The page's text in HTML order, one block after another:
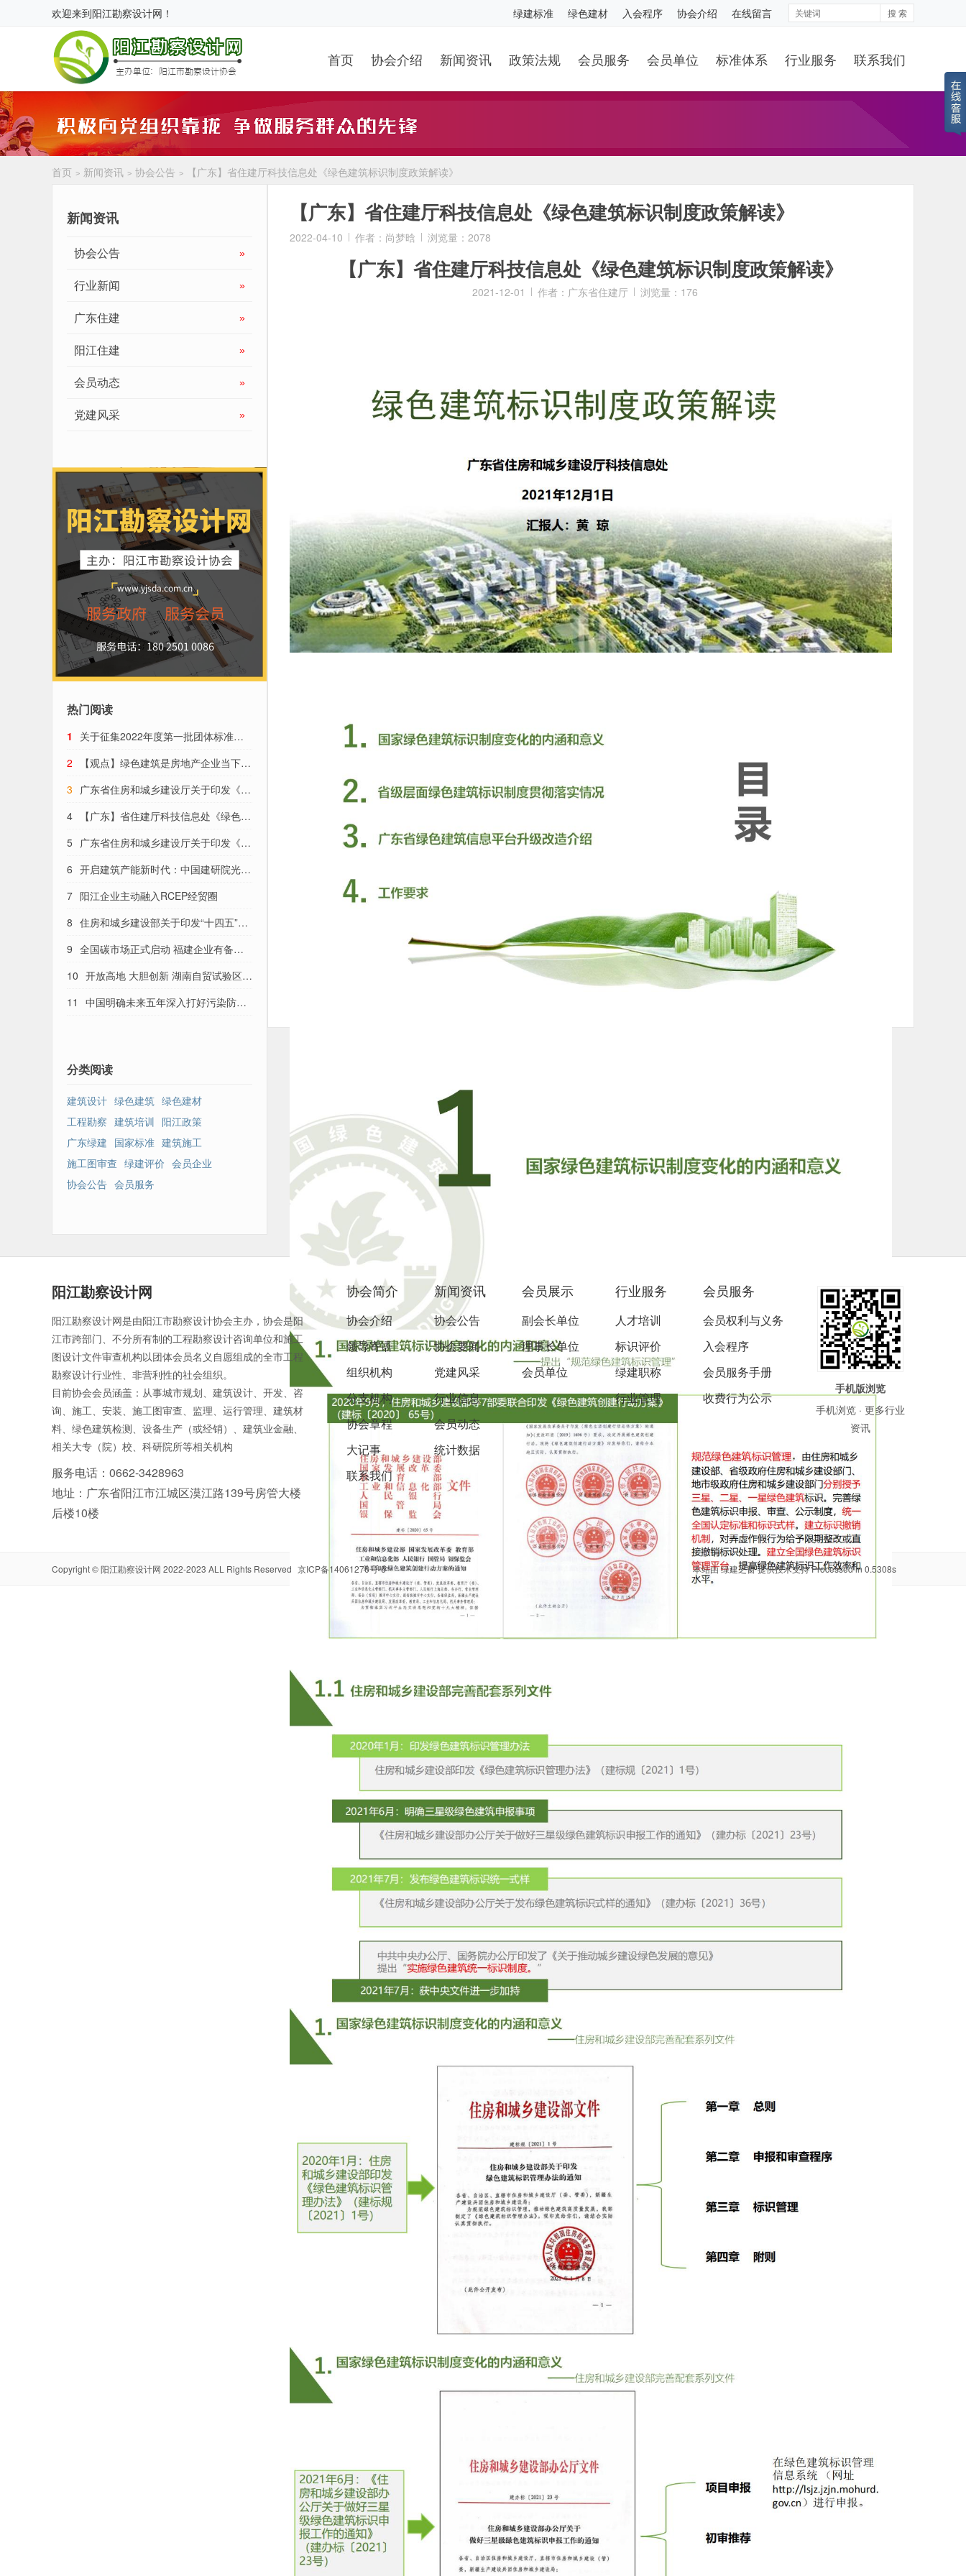
绿建标准 绿色建材 入会程序 协会介绍 在线留言
欢迎来到阳江勘察设计网 ！ 搜 索
首页 协会介绍 新闻资讯 政策法规 会员服务 会员单位 标准体系 行业服务 联系我们
首页 > 新闻资讯 > 协会公告 > 【广东】省住建厅科技信息处《绿色建筑标识制度政策解读》
【广东】省住建厅科技信息处《绿色建筑标识制度政策解读》
2022-04-10 作者：尚梦晗 浏览量：2078
【广东】省住建厅科技信息处《绿色建筑标识制度政策解读》
2021-12-01 作者：广东省住建厅 浏览量：176
新闻资讯
协会公告 »
行业新闻 »
广东住建 »
阳江住建 »
会员动态 »
党建风采 »
热门阅读
1
关于征集2022年度第一批团体标准的
通知
2
【观点】绿色建筑是房地产企业当下转
型的重要抓手（绿色地产）
3 广东省住房和城乡建设厅关于印发《建
筑碳排放计算导则(试行)》的通知
4
【广东】省住建厅科技信息处《绿色建
筑标识制度政策解读》
5 广东省住房和城乡建设厅关于印发《广
东省建筑业“十四五”发展规划》的通知
6 开启建筑产能新时代：中国建研院光电
示范建筑正式落成
7 阳江企业主动融入RCEP经贸圈
8 住房和城乡建设部关于印发“十四五”建
筑业发展规划的通知
9 全国碳市场正式启动 福建企业有备而
来
10 开放高地 大胆创新 湖南自贸试验区长
沙片区累计新设企业3295家
11
中国明确未来五年深入打好污染防治
分类阅读
建筑设计 绿色建筑 绿色建材
工程勘察 建筑培训 阳江政策
广东绿建 国家标准 建筑施工
施工图审查 绿建评价 会员企业
协会公告 会员服务
阳江勘察设计网
阳江勘察设计网是由阳江市勘察设计协会主办，协会是阳
江市跨部门、不分所有制的工程勘察设计咨询单位和施工
图设计文件审查机构以团体会员名义自愿组成的全市工程
勘察设计行业性、非营利性的社会组织。
目前协会会员涵盖：从事城市规划、建筑设计、开发、咨
询、施工、安装、施工图审查、监理、运行管理、建筑材
料、绿色建筑检测、设备生产（或经销）、建筑业金融、
相关大专（院）校、科研院所等相关机构
服务电话：0662-3428963
地址：广东省阳江市江城区漠江路139号房管大楼
后楼10楼
协会简介
协会介绍
领导寄语
组织机构
分支机构
协会章程
大记事
联系我们
新闻资讯
协会公告
协会要闻
党建风采
行业信息
会员动态
统计数据
会员展示
副会长单位
理事长单位
会员单位
行业服务
人才培训
标识评价
绿建职称
行业管理
会员服务
会员权利与义务
入会程序
会员服务手册
收费行为公示
手机版浏览
手机浏览 · 更多行业
资讯
本站由绿建之窗提供技术支持 Processed in 0.5308s
Copyright ©阳江勘察设计网 2022-2023 ALL Rights Reserved 京ICP备14061276号-6